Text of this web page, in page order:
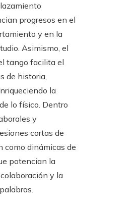
progresos en el
y en la
Asimismo, el
tango facilita el
de historia,
la
lo físico. Dentro
y
cortas de
como dinámicas de
potencian la
y la